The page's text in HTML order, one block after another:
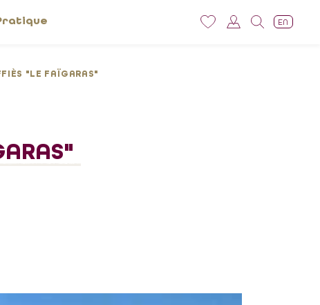
EN
"LE FAÏGARAS"